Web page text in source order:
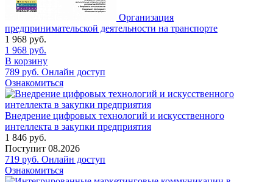
Организация
предпринимательской деятельности на транспорте
1 968 руб.
1 968 руб.
В корзину
789 руб. Онлайн доступ
Ознакомиться
Внедрение цифровых технологий и искусственного
интеллекта в закупки предприятия
1 846 руб.
Поступит 08.2026
719 руб. Онлайн доступ
Ознакомиться